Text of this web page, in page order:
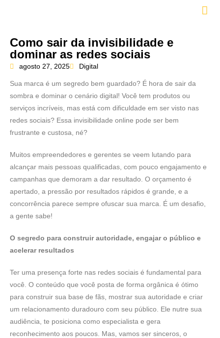
Como sair da invisibilidade e
dominar as redes sociais
agosto 27, 2025 Digital
Sua marca é um segredo bem guardado? É hora de sair da
sombra e dominar o cenário digital! Você tem produtos ou
serviços incríveis, mas está com dificuldade em ser visto nas
redes sociais? Essa invisibilidade online pode ser bem
frustrante e custosa, né?
Muitos empreendedores e gerentes se veem lutando para
alcançar mais pessoas qualificadas, com pouco engajamento e
campanhas que demoram a dar resultado. O orçamento é
apertado, a pressão por resultados rápidos é grande, e a
concorrência parece sempre ofuscar sua marca. É um desafio,
a gente sabe!
O segredo para construir autoridade, engajar o público e
acelerar resultados
Ter uma presença forte nas redes sociais é fundamental para
você. O conteúdo que você posta de forma orgânica é ótimo
para construir sua base de fãs, mostrar sua autoridade e criar
um relacionamento duradouro com seu público. Ele nutre sua
audiência, te posiciona como especialista e gera
reconhecimento aos poucos. Mas, vamos ser sinceros, o